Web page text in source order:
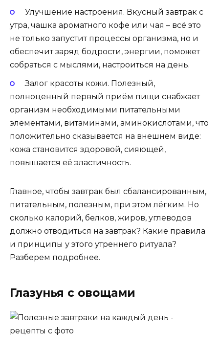
Улучшение настроения. Вкусный завтрак с
утра, чашка ароматного кофе или чая – всё это
не только запустит процессы организма, но и
обеспечит заряд бодрости, энергии, поможет
собраться с мыслями, настроиться на день.
Залог красоты кожи. Полезный,
полноценный первый приём пищи снабжает
организм необходимыми питательными
элементами, витаминами, аминокислотами, что
положительно сказывается на внешнем виде:
кожа становится здоровой, сияющей,
повышается её эластичность.
Главное, чтобы завтрак был сбалансированным,
питательным, полезным, при этом лёгким. Но
сколько калорий, белков, жиров, углеводов
должно отводиться на завтрак? Какие правила
и принципы у этого утреннего ритуала?
Разберем подробнее.
Глазунья с овощами